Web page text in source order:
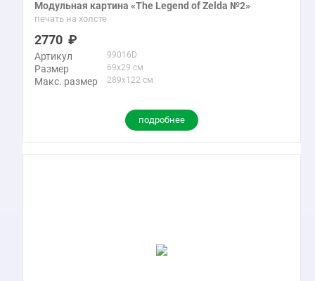
Модульная картина «The Legend of Zelda №2»
печать на холсте
2770
Артикул 99016D
Размер 69x29 см
Макс. размер 289x122 см
подробнее